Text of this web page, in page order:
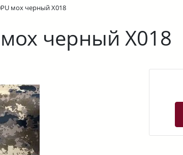
мох черный Х018
черный Х018